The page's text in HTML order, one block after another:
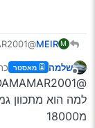
M
MEIR
@NOAMAMAR2001
מנותק
שלמה מאסטר
@NOAMAMAR2001
למה הוא מתכוון
מ18000